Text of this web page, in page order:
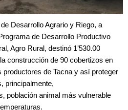
Desarrollo Agrario y Riego, a
de Desarrollo Productivo
Agro Rural, destinó 1’530.00
construcción de 90 cobertizos en
productores de Tacna y así proteger
principalmente,
población animal más vulnerable